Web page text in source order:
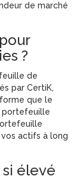
de marché
?
de
par CertiK,
que le
portefeuille
actifs à long
élevé